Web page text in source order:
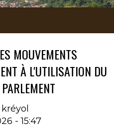
MOUVEMENTS
À L'UTILISATION DU
- 15:47